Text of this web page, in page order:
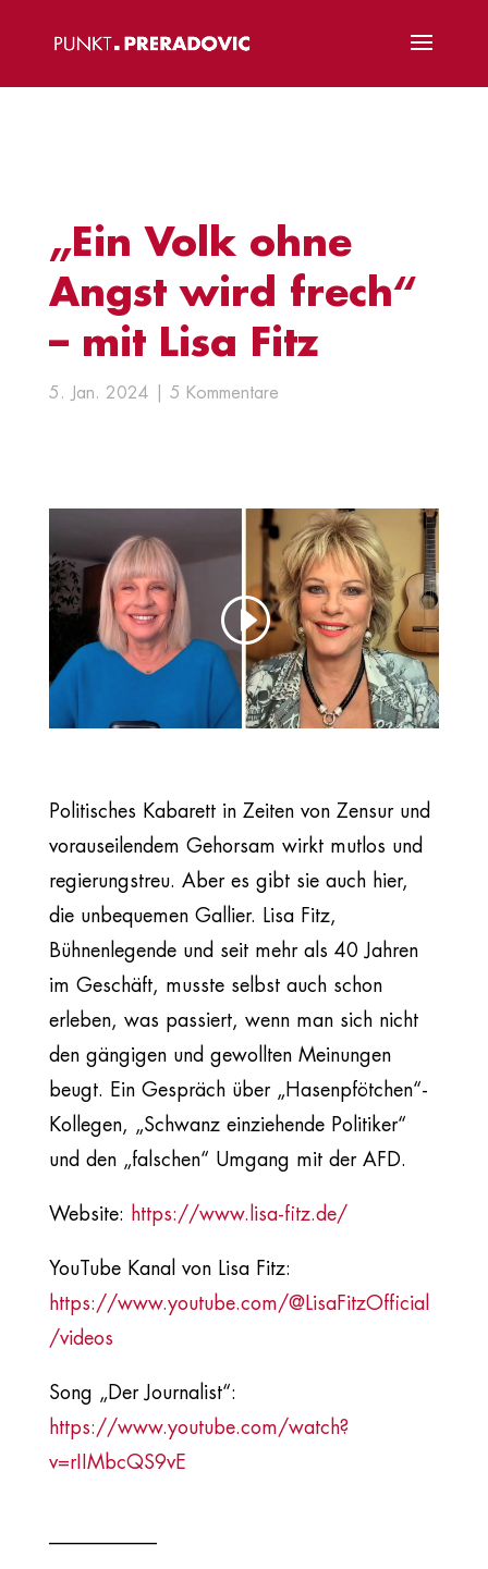
„Ein Volk ohne
Angst wird frech“
– mit Lisa Fitz
5. Jan. 2024 5 Kommentare
Politisches Kabarett in Zeiten von Zensur und
vorauseilendem Gehorsam wirkt mutlos und
regierungstreu. Aber es gibt sie auch hier,
die unbequemen Gallier. Lisa Fitz,
Bühnenlegende und seit mehr als 40 Jahren
im Geschäft, musste selbst auch schon
erleben, was passiert, wenn man sich nicht
den gängigen und gewollten Meinungen
beugt. Ein Gespräch über „Hasenpfötchen“-
Kollegen, „Schwanz einziehende Politiker“
und den „falschen“ Umgang mit der AFD.
Website: https://www.lisa-fitz.de/
YouTube Kanal von Lisa Fitz:
https://www.youtube.com/@LisaFitzOfficial
/videos
Song „Der Journalist“:
https://www.youtube.com/watch?
v=rIIMbcQS9vE